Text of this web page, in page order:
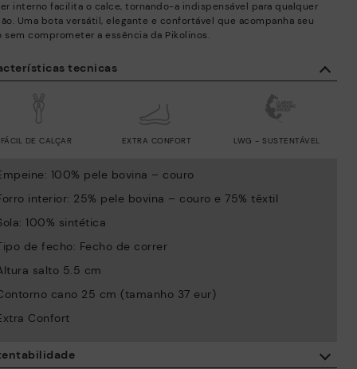
tecnicas
FÁCIL DE CALÇAR EXTRA CONFORT LWG - SUSTENTÁVEL
100% pele bovina – couro
interior: 25% pele bovina – couro e 75% têxtil
100% sintética
de fecho: Fecho de correr
salto 5.5 cm
cano 25 cm (tamanho 37 eur)
Confort
interno facilita o calce, tornando-a indispensável para qualquer
Uma bota versátil, elegante e confortável que acompanha seu
sem comprometer a essência da Pikolinos.